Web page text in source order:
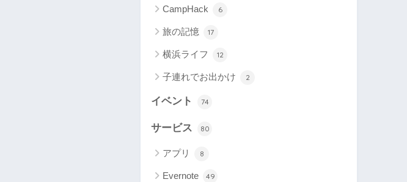
CampHack 6
旅の記憶 17
横浜ライフ 12
子連れでお出かけ 2
イベント 74
サービス 80
アプリ 8
Evernote 49